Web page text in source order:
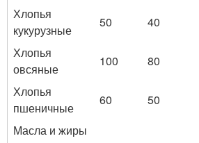
Хлопья
кукурузные
50 40
Хлопья
овсяные
100 80
Хлопья
пшеничные
60 50
Масла и жиры